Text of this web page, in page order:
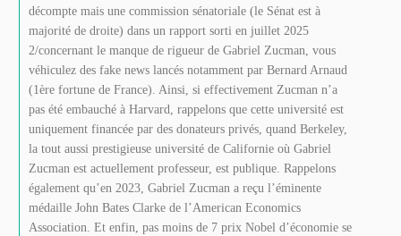
décompte mais une commission sénatoriale (le Sénat est à
majorité de droite) dans un rapport sorti en juillet 2025
2/concernant le manque de rigueur de Gabriel Zucman, vous
véhiculez des fake news lancés notamment par Bernard Arnaud
(1ère fortune de France). Ainsi, si effectivement Zucman n’a
pas été embauché à Harvard, rappelons que cette université est
uniquement financée par des donateurs privés, quand Berkeley,
la tout aussi prestigieuse université de Californie où Gabriel
Zucman est actuellement professeur, est publique. Rappelons
également qu’en 2023, Gabriel Zucman a reçu l’éminente
médaille John Bates Clarke de l’American Economics
Association. Et enfin, pas moins de 7 prix Nobel d’économie se